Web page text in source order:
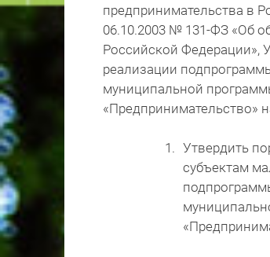
предпринимательства в
06.10.2003 № 131-ФЗ «Об
Российской Федерации»,
реализации
муниципальной
«Предпринимательство»
Утвердить
субъектам